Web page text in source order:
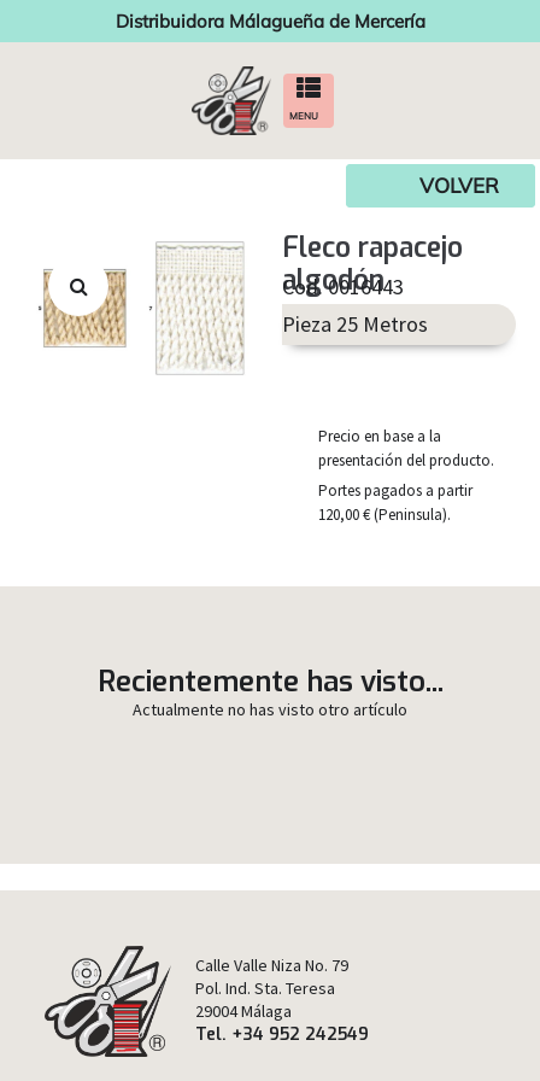
Distribuidora Málagueña de Mercería
MENU
VOLVER
Fleco rapacejo
algodón
Cod. 0016443
Pieza 25 Metros
Precio en base a la
presentación del producto.
Portes pagados a partir
120,00 € (Peninsula).
Recientemente has visto...
Actualmente no has visto otro artículo
Calle Valle Niza No. 79
Pol. Ind. Sta. Teresa
29004 Málaga
Tel. +34 952 242549